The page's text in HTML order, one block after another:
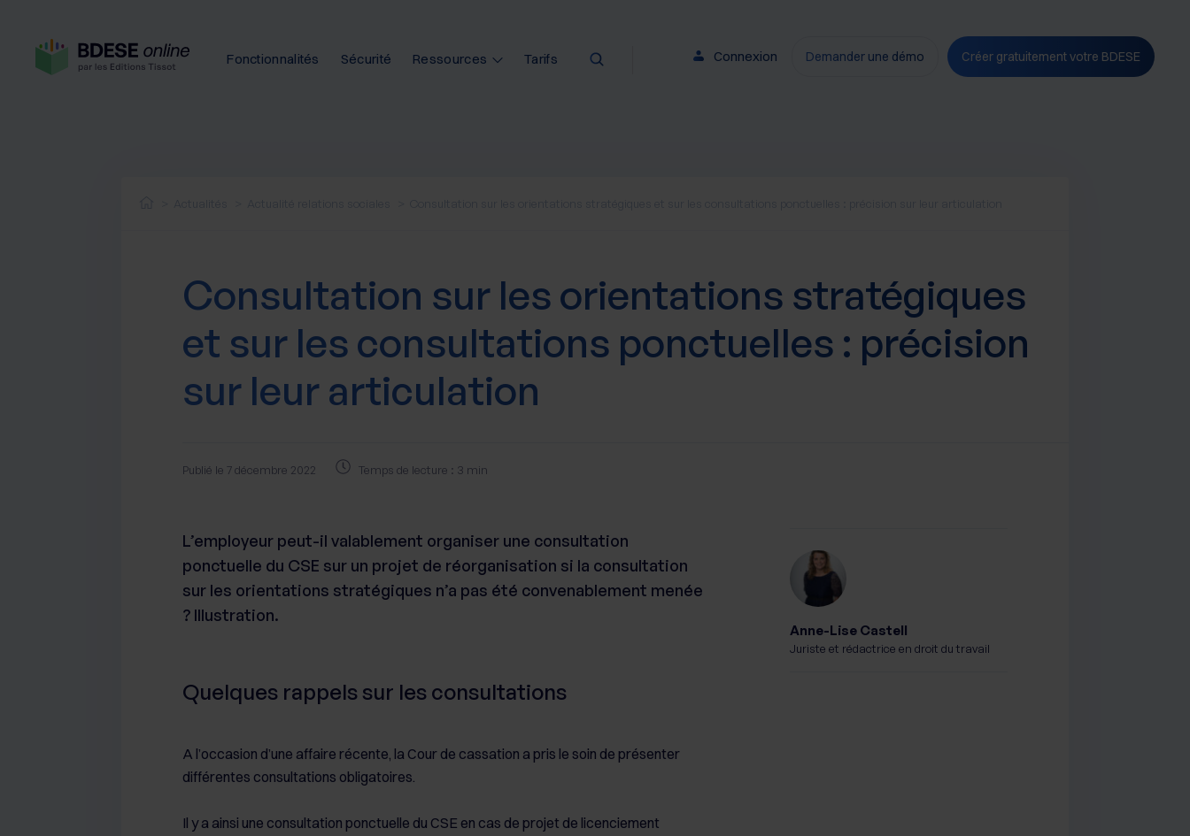
Fonctionnalités Sécurité Ressources Tarifs Connexion Demander une démo Créer gratuitement votre BDESE
Consultation sur les orientations stratégiques
et sur les consultations ponctuelles : précision
sur leur articulation
Publié le 7 décembre 2022 Temps de lecture : 3 min
L’employeur peut-il valablement organiser une consultation
ponctuelle du CSE sur un projet de réorganisation si la consultation
sur les orientations stratégiques n’a pas été convenablement menée
? Illustration.
Quelques rappels sur les consultations
A l’occasion d’une affaire récente, la Cour de cassation a pris le soin de présenter
différentes consultations obligatoires.
Il y a ainsi une consultation ponctuelle du CSE en cas de projet de licenciement
Anne-Lise Castell
Juriste et rédactrice en droit du travail